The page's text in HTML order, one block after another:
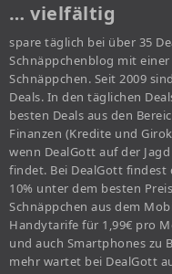
… vielfältig
spare täglich bei über 35
Schnäppchenblog mit
Schnäppchen. Seit 2009
Deals. In den täglichen
besten Deals aus den
Finanzen (Kredite und
wenn DealGott auf der
findet. Bei DealGott findest
10% unter dem besten
Schnäppchen aus dem
Handytarife für 1,99€ pro
und auch Smartphones zu
mehr wartet bei DealGott